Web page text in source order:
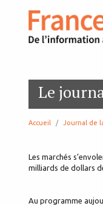
Le
Accueil Journal de
Les marchés
milliards de dollars
Au programme